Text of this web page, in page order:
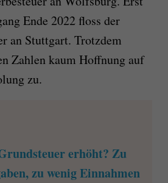
Ende 2022 floss der
an Stuttgart. Trotzdem
Zahlen kaum Hoffnung auf
zu.
erhöht? Zu
zu wenig Einnahmen